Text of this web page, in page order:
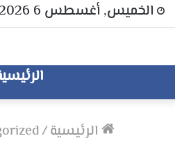
الخميس, أغسطس 6 2026
الرئيسية/